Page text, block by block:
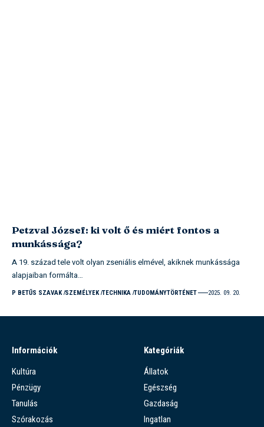
Petzval József: ki volt ő és miért fontos a
munkássága?
A 19. század tele volt olyan zseniális elmével, akiknek munkássága
alapjaiban formálta…
P BETŰS SZAVAK SZEMÉLYEK TECHNIKA TUDOMÁNYTÖRTÉNET 2025. 09. 20.
Információk
Kultúra
Pénzügy
Tanulás
Szórakozás
Kategóriák
Állatok
Egészség
Gazdaság
Ingatlan